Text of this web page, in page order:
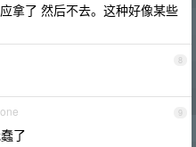
拿了 然后不去。这种好像某些
8
9
了